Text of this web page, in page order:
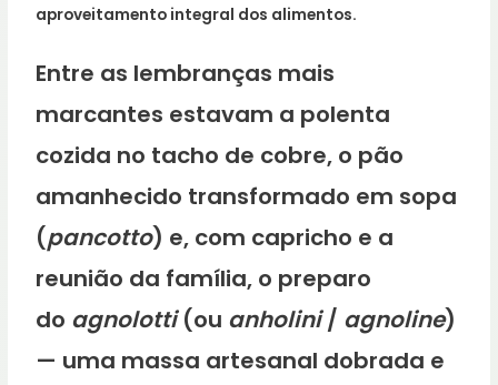
aproveitamento integral dos alimentos.
Entre as lembranças mais
marcantes estavam a polenta
cozida no tacho de cobre, o pão
amanhecido transformado em sopa
(pancotto) e, com capricho e a
reunião da família, o preparo
do agnolotti(ou anholini/ agnoline)
— uma massa artesanal dobrada e